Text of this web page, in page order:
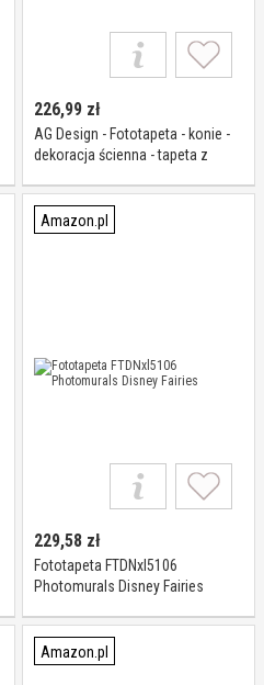
226,99 zł
AG Design - Fototapeta - konie -
dekoracja ścienna - tapeta z
części - FTNS 1260
Amazon.pl
229,58 zł
Fototapeta FTDNxl5106
Photomurals Disney Fairies
Amazon.pl